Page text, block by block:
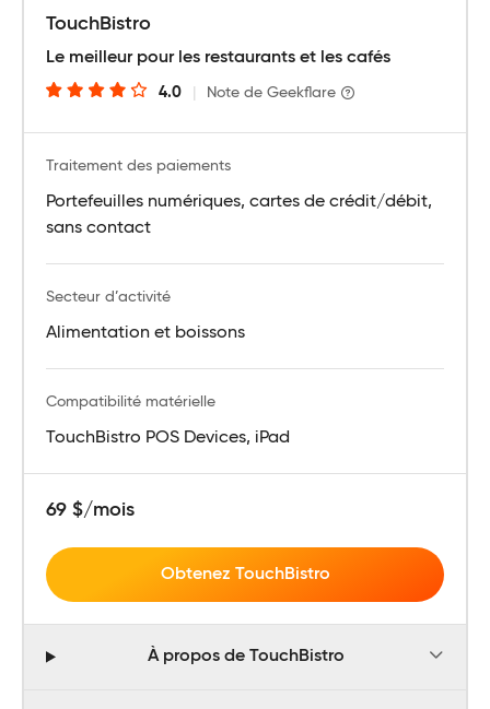
TouchBistro
Le meilleur pour les restaurants et les cafés
4.0 Note de Geekflare
Traitement des paiements
Portefeuilles numériques, cartes de crédit/débit,
sans contact
Secteur d’activité
Alimentation et boissons
Compatibilité matérielle
TouchBistro POS Devices, iPad
69 $/mois
Obtenez TouchBistro
À propos de TouchBistro